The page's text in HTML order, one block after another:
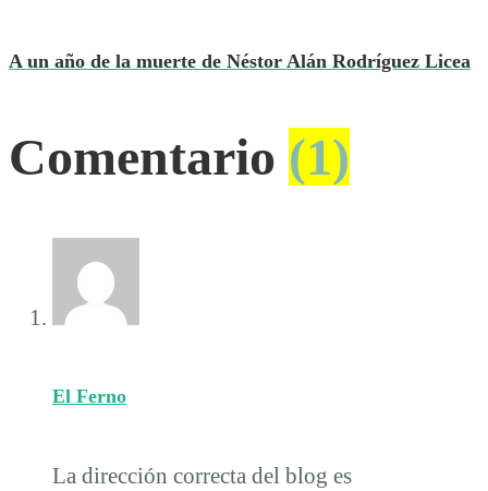
A un año de la muerte de Néstor Alán Rodríguez Licea
Comentario (1)
El Ferno
La dirección correcta del blog es